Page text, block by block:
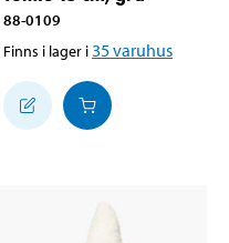
88-0109
Finns i lager i 35varuhus